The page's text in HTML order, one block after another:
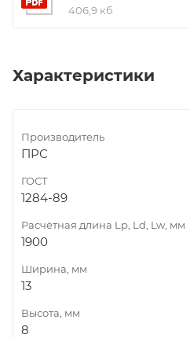
406,9 кб
Характеристики
Производитель
ПРС
ГОСТ
1284-89
Расчётная длина Lp, Ld, Lw, мм
1900
Ширина, мм
13
Высота, мм
8